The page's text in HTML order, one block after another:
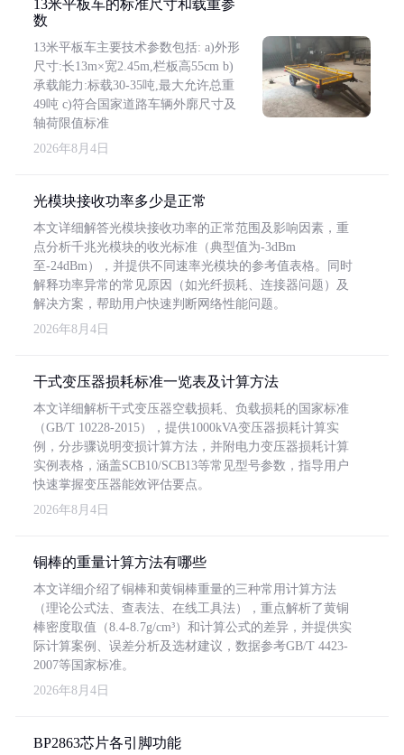
13米平板车的标准尺寸和载重参
数
13米平板车主要技术参数包括: a)外形
尺寸:长13m×宽2.45m,栏板高55cm b)
承载能力:标载30-35吨,最大允许总重
49吨 c)符合国家道路车辆外廓尺寸及
轴荷限值标准
2026年8月4日
光模块接收功率多少是正常
本文详细解答光模块接收功率的正常范围及影响因素，重
点分析千兆光模块的收光标准（典型值为-3dBm
至-24dBm），并提供不同速率光模块的参考值表格。同时
解释功率异常的常见原因（如光纤损耗、连接器问题）及
解决方案，帮助用户快速判断网络性能问题。
2026年8月4日
干式变压器损耗标准一览表及计算方法
本文详细解析干式变压器空载损耗、负载损耗的国家标准
（GB/T 10228-2015），提供1000kVA变压器损耗计算实
例，分步骤说明变损计算方法，并附电力变压器损耗计算
实例表格，涵盖SCB10/SCB13等常见型号参数，指导用户
快速掌握变压器能效评估要点。
2026年8月4日
铜棒的重量计算方法有哪些
本文详细介绍了铜棒和黄铜棒重量的三种常用计算方法
（理论公式法、查表法、在线工具法），重点解析了黄铜
棒密度取值（8.4-8.7g/cm³）和计算公式的差异，并提供实
际计算案例、误差分析及选材建议，数据参考GB/T 4423-
2007等国家标准。
2026年8月4日
BP2863芯片各引脚功能